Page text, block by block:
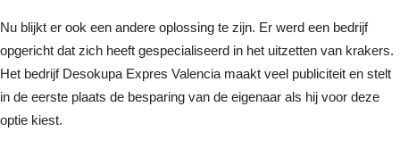
Nu blijkt er ook een andere oplossing te zijn. Er werd een bedrijf
opgericht dat zich heeft gespecialiseerd in het uitzetten van krakers.
Het bedrijf Desokupa Expres Valencia maakt veel publiciteit en stelt
in de eerste plaats de besparing van de eigenaar als hij voor deze
optie kiest.